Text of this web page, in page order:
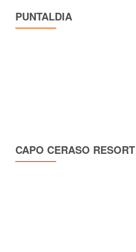
PUNTALDIA
CAPO CERASO